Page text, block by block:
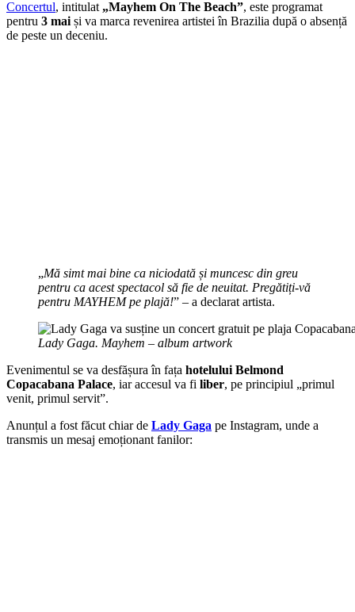
Concertul, intitulat „Mayhem On The Beach”, este programat
pentru 3 mai și va marca revenirea artistei în Brazilia după o absență
de peste un deceniu.
„Mă simt mai bine ca niciodată și muncesc din greu
pentru ca acest spectacol să fie de neuitat. Pregătiți-vă
pentru MAYHEM pe plajă!” – a declarat artista.
Lady Gaga. Mayhem – album artwork
Evenimentul se va desfășura în fața hotelului Belmond
Copacabana Palace, iar accesul va fi liber, pe principiul „primul
venit, primul servit”.
Anunțul a fost făcut chiar de Lady Gaga pe Instagram, unde a
transmis un mesaj emoționant fanilor: